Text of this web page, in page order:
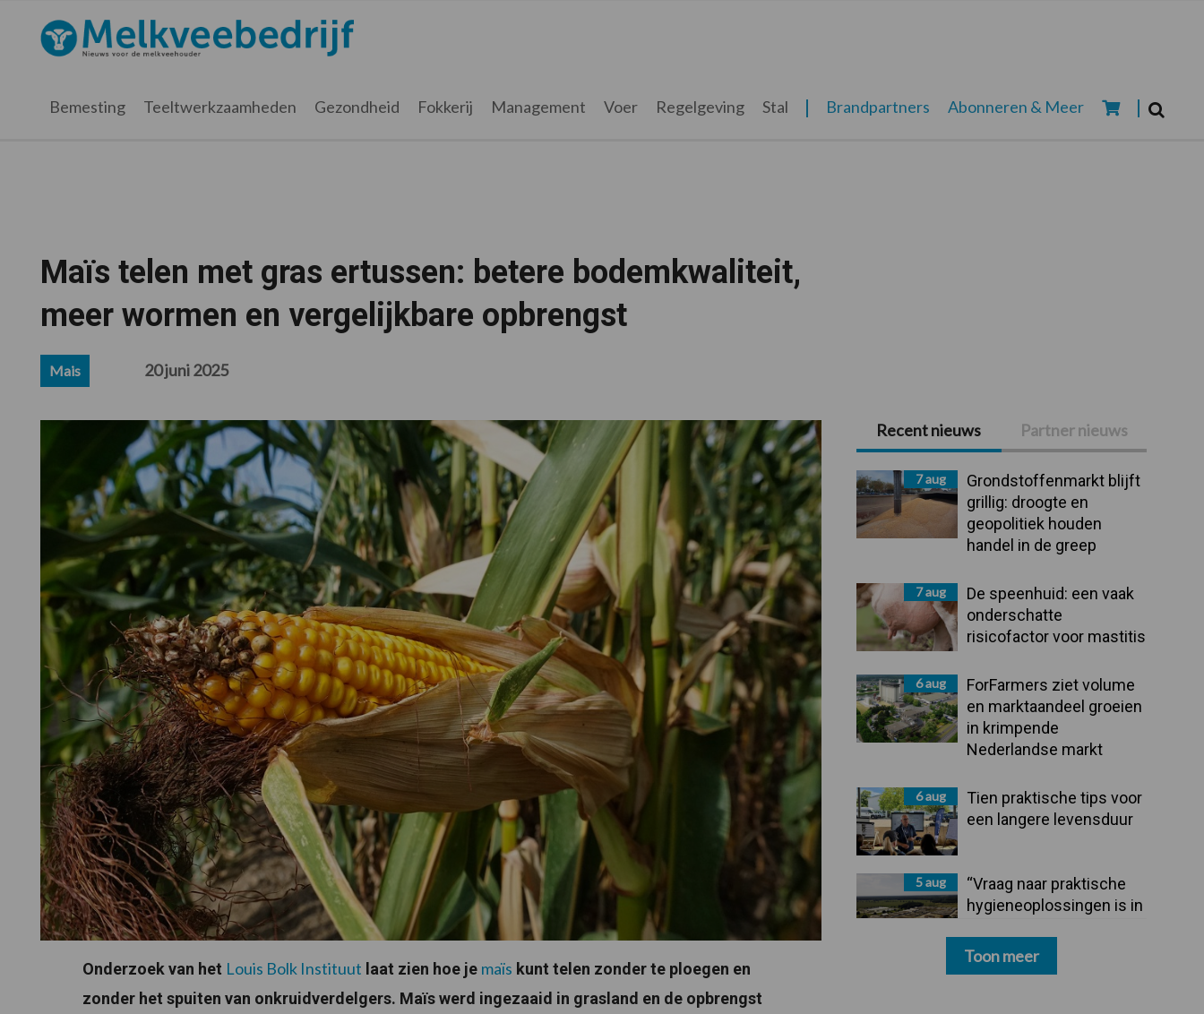
hoofdnavigatie
hoofd
eerste
voettekst
Melkveebedrijf.nl
Bemesting Teeltwerkzaamheden Gezondheid Fokkerij Management Voer Regelgeving Stal Brandpartners Abonneren & Meer
Maïs telen met gras ertussen: betere bodemkwaliteit,
meer wormen en vergelijkbare opbrengst
Mais 20 juni 2025
Onderzoek van het Louis Bolk Instituut laat zien hoe je maïs kunt telen zonder te ploegen en
zonder het spuiten van onkruidverdelgers. Maïs werd ingezaaid in grasland en de opbrengst
Primaire
Sidebar
Recent nieuws Partner nieuws
7 aug
Grondstoffenmarkt blijft
grillig: droogte en
geopolitiek houden
handel in de greep
7 aug
De speenhuid: een vaak
onderschatte
risicofactor voor mastitis
6 aug
ForFarmers ziet volume
en marktaandeel groeien
in krimpende
Nederlandse markt
6 aug
Tien praktische tips voor
een langere levensduur
5 aug
“Vraag naar praktische
hygieneoplossingen is in
Toon meer